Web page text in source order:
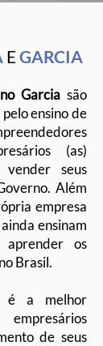
EGARCIA
Garciasão
ensino de
(as)
vender seus
Além
empresa
ensinam
aprender os
Brasil.
é a melhor
de seus